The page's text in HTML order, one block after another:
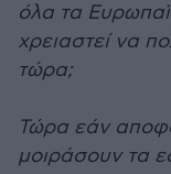
όλα τα
χρειαστεί να
τώρα;
Τώρα εάν
μοιράσουν τα